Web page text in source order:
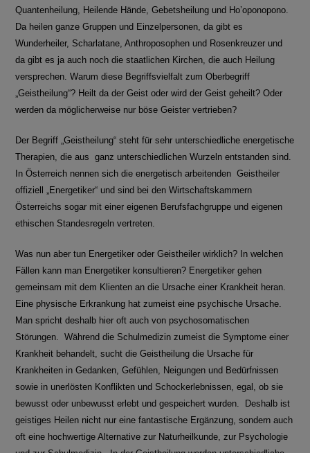
Quantenheilung, Heilende Hände, Gebetsheilung und Ho’oponopono.
Da heilen ganze Gruppen und Einzelpersonen, da gibt es
Wunderheiler, Scharlatane, Anthroposophen und Rosenkreuzer und
da gibt es ja auch noch die staatlichen Kirchen, die auch Heilung
versprechen. Warum diese Begriffsvielfalt zum Oberbegriff
„Geistheilung“? Heilt da der Geist oder wird der Geist geheilt? Oder
werden da möglicherweise nur böse Geister vertrieben?
Der Begriff „Geistheilung“ steht für sehr unterschiedliche energetische
Therapien, die aus ganz unterschiedlichen Wurzeln entstanden sind.
In Österreich nennen sich die energetisch arbeitenden Geistheiler
offiziell „Energetiker“ und sind bei den Wirtschaftskammern
Österreichs sogar mit einer eigenen Berufsfachgruppe und eigenen
ethischen Standesregeln vertreten.
Was nun aber tun Energetiker oder Geistheiler wirklich? In welchen
Fällen kann man Energetiker konsultieren? Energetiker gehen
gemeinsam mit dem Klienten an die Ursache einer Krankheit heran.
Eine physische Erkrankung hat zumeist eine psychische Ursache.
Man spricht deshalb hier oft auch von psychosomatischen
Störungen. Während die Schulmedizin zumeist die Symptome einer
Krankheit behandelt, sucht die Geistheilung die Ursache für
Krankheiten in Gedanken, Gefühlen, Neigungen und Bedürfnissen
sowie in unerlösten Konflikten und Schockerlebnissen, egal, ob sie
bewusst oder unbewusst erlebt und gespeichert wurden. Deshalb ist
geistiges Heilen nicht nur eine fantastische Ergänzung, sondern auch
oft eine hochwertige Alternative zur Naturheilkunde, zur Psychologie